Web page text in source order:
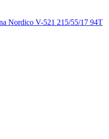
Nordico V-521 215/55/17 94T